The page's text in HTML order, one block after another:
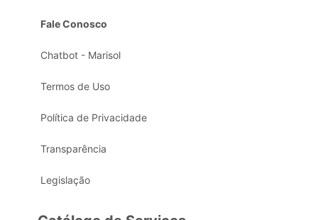
Fale Conosco
Chatbot - Marisol
Termos de Uso
Política de Privacidade
Transparência
Legislação